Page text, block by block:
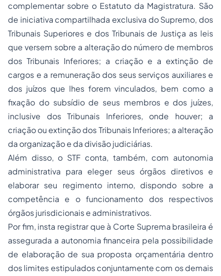
complementar sobre o Estatuto da Magistratura. São
de iniciativa compartilhada exclusiva do Supremo, dos
Tribunais Superiores e dos Tribunais de Justiça as leis
que versem sobre a alteração do número de membros
dos Tribunais Inferiores; a criação e a extinção de
cargos e a remuneração dos seus serviços auxiliares e
dos juízos que lhes forem vinculados, bem como a
fixação do subsídio de seus membros e dos juízes,
inclusive dos Tribunais Inferiores, onde houver; a
criação ou extinção dos Tribunais Inferiores; a alteração
da organização e da divisão judiciárias.
Além disso, o STF conta, também, com autonomia
administrativa para eleger seus órgãos diretivos e
elaborar seu regimento interno, dispondo sobre a
competência e o funcionamento dos respectivos
órgãos jurisdicionais e administrativos.
Por fim, insta registrar que à Corte Suprema brasileira é
assegurada a autonomia financeira pela possibilidade
de elaboração de sua proposta orçamentária dentro
dos limites estipulados conjuntamente com os demais